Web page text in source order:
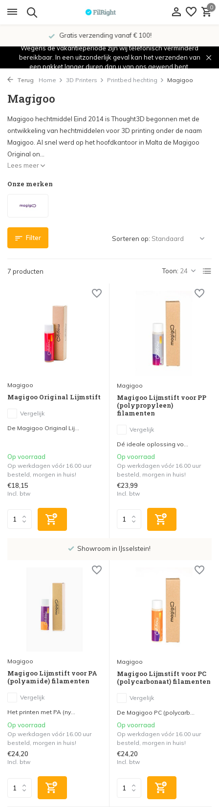
0
Showroom in IJsselstein!
Wegens de vakantieperiode zijn wij telefonisch verminderd
bereikbaar. In een uitzonderlijk geval kan het verzenden van
een pakket langer duren dan u van ons gewend bent.
Terug Home 3D Printers Printbed hechting Magigoo
Magigoo
Magigoo hechtmiddel Eind 2014 is Thought3D begonnen met de
ontwikkeling van hechtmiddelen voor 3D printing onder de naam
Magigoo. Al snel werd op het hoofdkantoor in Malta de Magigoo
Original on...
Lees meer
Onze merken
Filter
7 producten Toon:
Sorteren op:
Magigoo
Magigoo Original Lijmstift
Vergelijk
De Magigoo Original Lij...
Op voorraad
Op werkdagen vóór 16.00 uur
besteld, morgen in huis!
€18,15
Incl. btw
Magigoo
Magigoo Lijmstift voor PP
(polypropyleen)
filamenten
Vergelijk
Dé ideale oplossing vo...
Op voorraad
Op werkdagen vóór 16.00 uur
besteld, morgen in huis!
€23,99
Incl. btw
Showroom in IJsselstein!
Magigoo
Magigoo Lijmstift voor PA
(polyamide) filamenten
Vergelijk
Het printen met PA (ny...
Op voorraad
Op werkdagen vóór 16.00 uur
besteld, morgen in huis!
€24,20
Incl. btw
Magigoo
Magigoo Lijmstift voor PC
(polycarbonaat) filamenten
Vergelijk
De Magigoo PC (polycarb...
Op voorraad
Op werkdagen vóór 16.00 uur
besteld, morgen in huis!
€24,20
Incl. btw